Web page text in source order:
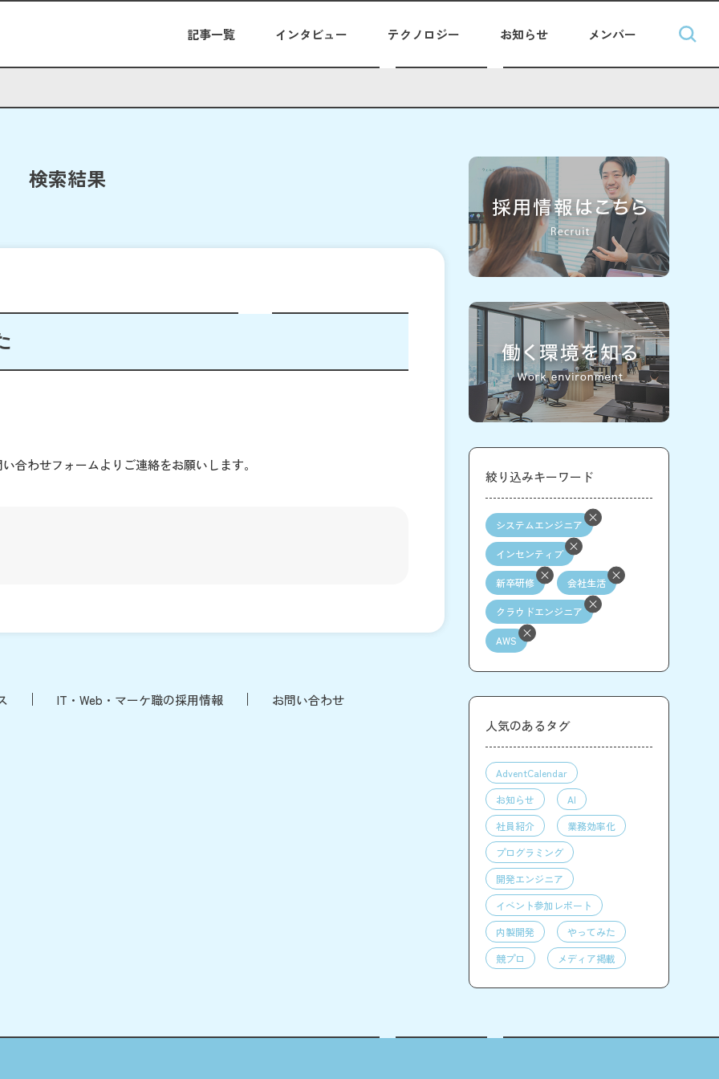
記事一覧 インタビュー テクノロジー お知らせ メンバー
検索結果
合わせフォームよりご連絡をお願いします。
IT・Web・マーケ職の採用情報 お問い合わせ
絞り込みキーワード
システムエンジニア
インセンティブ
新卒研修 会社生活
クラウドエンジニア
AWS
人気のあるタグ
AdventCalendar
お知らせ
AI
社員紹介
業務効率化
プログラミング
開発エンジニア
イベント参加レポート
内製開発
やってみた
競プロ
メディア掲載